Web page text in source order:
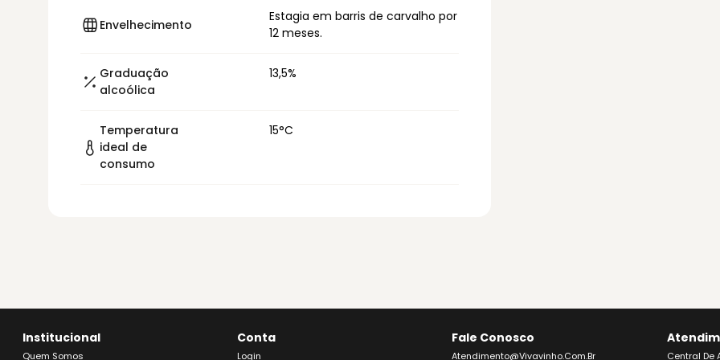
Envelhecimento
Estagia em barris de carvalho por
12 meses.
Graduação
alcoólica
13,5%
Temperatura
ideal de
consumo
15°C
Institucional
Quem Somos
Conta
Login
Fale Conosco
Atendimento@vivavinho.com.br Central De